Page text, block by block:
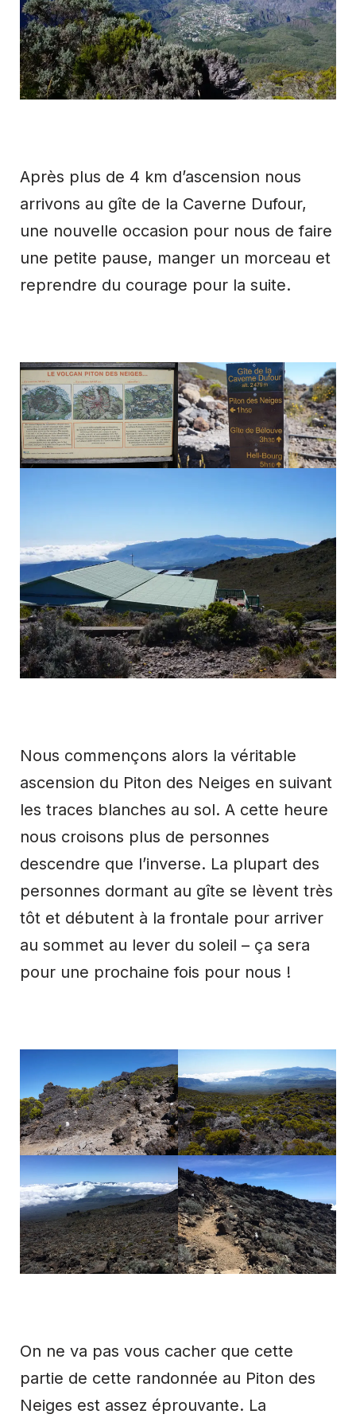
Après plus de 4 km d’ascension nous
arrivons au gîte de la Caverne Dufour,
une nouvelle occasion pour nous de faire
une petite pause, manger un morceau et
reprendre du courage pour la suite.
Nous commençons alors la véritable
ascension du Piton des Neiges en suivant
les traces blanches au sol. A cette heure
nous croisons plus de personnes
descendre que l’inverse. La plupart des
personnes dormant au gîte se lèvent très
tôt et débutent à la frontale pour arriver
au sommet au lever du soleil – ça sera
pour une prochaine fois pour nous !
On ne va pas vous cacher que cette
partie de cette randonnée au Piton des
Neiges est assez éprouvante. La